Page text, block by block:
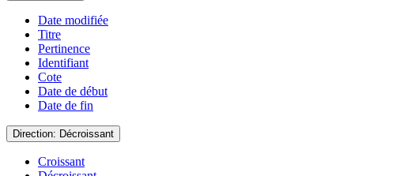
Date modifiée
Titre
Pertinence
Identifiant
Cote
Date de début
Date de fin
Direction: Décroissant
Croissant